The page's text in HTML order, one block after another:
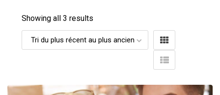
Showing all 3 results